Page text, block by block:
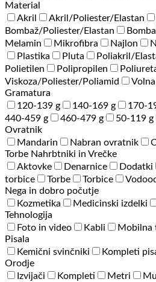
Material
Akril
Akril/Poliester/Elastan
Bombaž/Poliester/Elastan
Melamin
Mikrofibra Najlon
Plastika
Pluta Poliakril/
Polietilen
Polipropilen
Viskoza/Poliester/Poliamid
Volna
Gramatura
120-139 g
140-169 g 170-
440-459 g
460-479 g 50-119 g
Ovratnik
Mandarin
Nabran ovratnik
Torbe Nahrbtniki in Vrečke
Aktovke
Denarnice Dodatki
torbice
Torbe Torbice
Nega in dobro počutje
Kozmetika
Medicinski izdelki
Tehnologija
Foto in video
Kabli Mobilna
Pisala
Kemični svinčniki
Kompleti
Orodje
Izvijači
Kompleti Metri